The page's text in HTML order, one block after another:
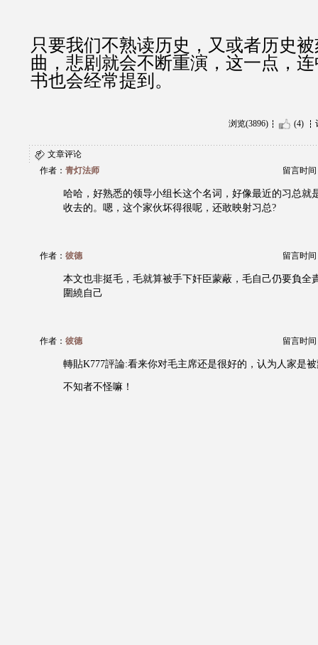
只要我们不熟读历史，又或者历史
曲，悲剧就会不断重演，这一点，
书也会经常提到。
浏览(3896) (4)
文章评论
作者： 青灯法师 留言时间
哈哈，好熟悉的领导小组长这个名词，好像最近的习总就
收去的。嗯，这个家伙坏得很呢，还敢映射习总?
作者： 彼德 留言时间
本文也非挺毛，毛就算被手下奸臣蒙蔽，毛自己仍要負全
圍繞自己
作者： 彼德 留言时间
轉貼K777評論:看来你对毛主席还是很好的，认为人家是
不知者不怪嘛！